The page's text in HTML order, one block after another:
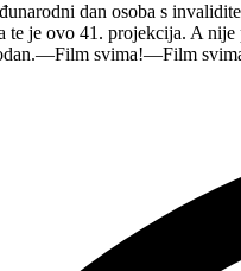
dan osoba s
je ovo 41. projekcija. A
svima!—Film